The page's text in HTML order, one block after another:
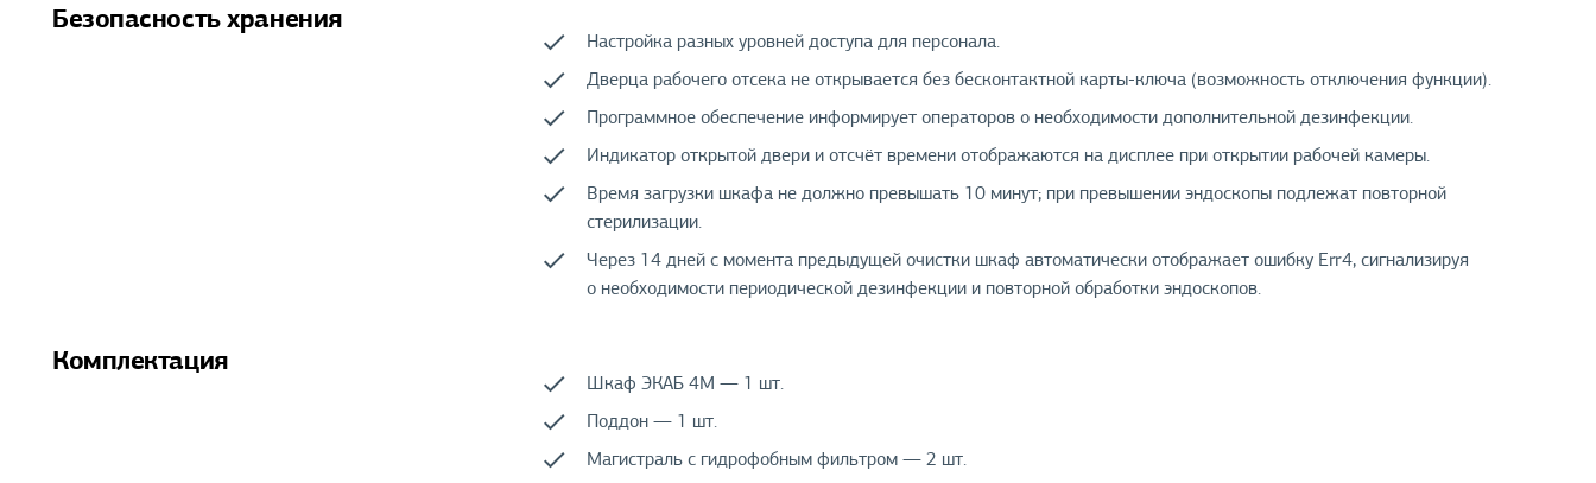
Безопасность хранения
Настройка разных уровней доступа для персонала.
Дверца рабочего отсека не открывается без бесконтактной карты-ключа (возможность отключения функции).
Программное обеспечение информирует операторов о необходимости дополнительной дезинфекции.
Индикатор открытой двери и отсчёт времени отображаются на дисплее при открытии рабочей камеры.
Время загрузки шкафа не должно превышать 10 минут; при превышении эндоскопы подлежат повторной
стерилизации.
Через 14 дней с момента предыдущей очистки шкаф автоматически отображает ошибку Err4, сигнализируя
о необходимости периодической дезинфекции и повторной обработки эндоскопов.
Комплектация
Шкаф ЭКАБ 4М — 1 шт.
Поддон — 1 шт.
Магистраль с гидрофобным фильтром — 2 шт.